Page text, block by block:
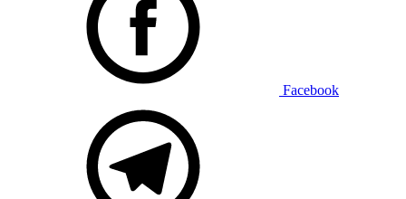
Facebook